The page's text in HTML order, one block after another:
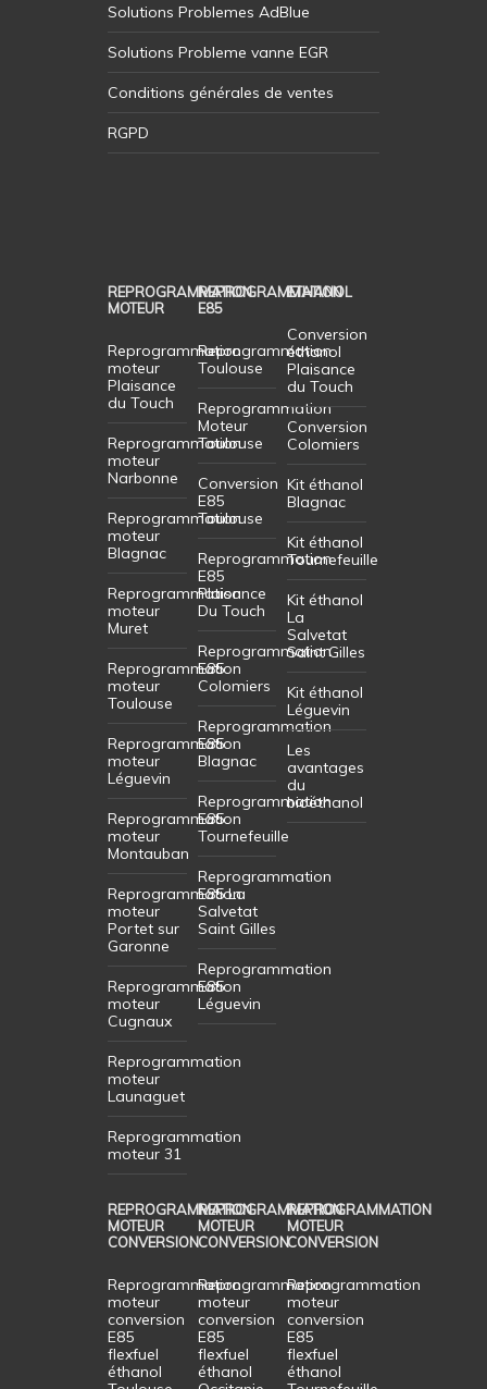
Solutions Problemes AdBlue
Solutions Probleme vanne EGR
Conditions générales de ventes
RGPD
REPROGRAMMATION
MOTEUR
Reprogrammation
moteur
Plaisance
du Touch
Reprogrammation
moteur
Narbonne
Reprogrammation
moteur
Blagnac
Reprogrammation
moteur
Muret
Reprogrammation
moteur
Toulouse
Reprogrammation
moteur
Léguevin
Reprogrammation
moteur
Montauban
Reprogrammation
moteur
Portet sur
Garonne
Reprogrammation
moteur
Cugnaux
Reprogrammation
moteur
Launaguet
Reprogrammation
moteur 31
REPROGRAMMATION
E85
Reprogrammation
Toulouse
Reprogrammation
Moteur
Toulouse
Conversion
E85
Toulouse
Reprogrammation
E85
Plaisance
Du Touch
Reprogrammation
E85
Colomiers
Reprogrammation
E85
Blagnac
Reprogrammation
E85
Tournefeuille
Reprogrammation
E85 La
Salvetat
Saint Gilles
Reprogrammation
E85
Léguevin
ETHANOL
Conversion
éthanol
Plaisance
du Touch
Conversion
Colomiers
Kit éthanol
Blagnac
Kit éthanol
Tournefeuille
Kit éthanol
La
Salvetat
Saint Gilles
Kit éthanol
Léguevin
Les
avantages
du
bioéthanol
REPROGRAMMATION
MOTEUR
CONVERSION
Reprogrammation
moteur
conversion
E85
flexfuel
éthanol
REPROGRAMMATION
MOTEUR
CONVERSION
Reprogrammation
moteur
conversion
E85
flexfuel
éthanol
REPROGRAMMATION
MOTEUR
CONVERSION
Reprogrammation
moteur
conversion
E85
flexfuel
éthanol